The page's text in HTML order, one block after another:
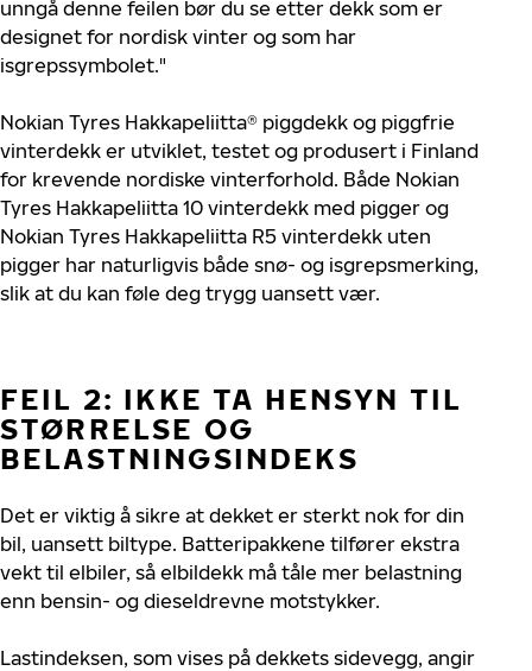
unngå denne feilen bør du se etter dekk som er
designet for nordisk vinter og som har
isgrepssymbolet."
Nokian Tyres Hakkapeliitta® piggdekk og piggfrie
vinterdekk er utviklet, testet og produsert i Finland
for krevende nordiske vinterforhold. Både Nokian
Tyres Hakkapeliitta 10 vinterdekk med pigger og
Nokian Tyres Hakkapeliitta R5 vinterdekk uten
pigger har naturligvis både snø- og isgrepsmerking,
slik at du kan føle deg trygg uansett vær.
FEIL 2: IKKE TA HENSYN TIL
STØRRELSE OG
BELASTNINGSINDEKS
Det er viktig å sikre at dekket er sterkt nok for din
bil, uansett biltype. Batteripakkene tilfører ekstra
vekt til elbiler, så elbildekk må tåle mer belastning
enn bensin- og dieseldrevne motstykker.
Lastindeksen, som vises på dekkets sidevegg, angir